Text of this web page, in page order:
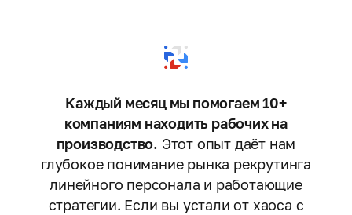
Каждый месяц мы помогаем 10+
компаниям находить рабочих на
производство. Этот опыт даёт нам
глубокое понимание рынка рекрутинга
линейного персонала и работающие
стратегии. Если вы устали от хаоса с